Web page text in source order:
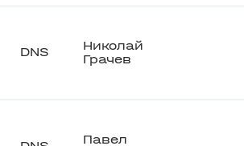
DNS
Николай
Грачев
Павел